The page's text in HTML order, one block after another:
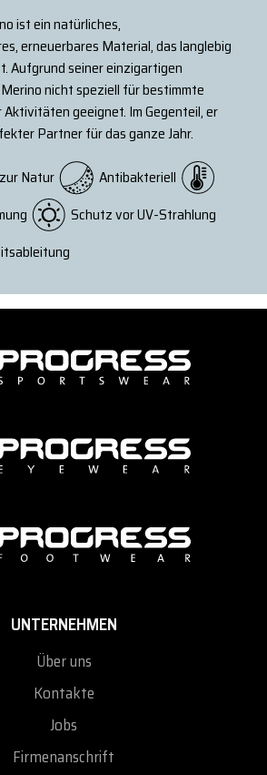
ist ein natürliches,
erneuerbares Material, das langlebig
Aufgrund seiner einzigartigen
nicht speziell für bestimmte
geeignet. Im Gegenteil, er
Partner für das ganze Jahr.
Natur
Antibakteriell
Schutz vor UV-Strahlung
UNTERNEHMEN
Über uns
Kontakte
Jobs
Firmenanschrift